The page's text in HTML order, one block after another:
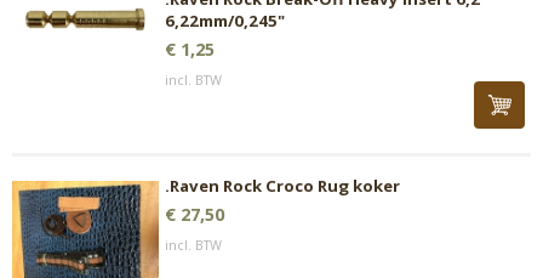
6,22mm/0,245"
€ 1,25
incl. BTW
.Raven Rock Croco Rug koker
€ 27,50
incl. BTW